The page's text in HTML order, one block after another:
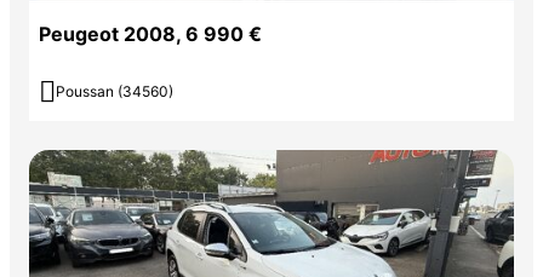
Peugeot 2008, 6 990 €
 Poussan (34560)